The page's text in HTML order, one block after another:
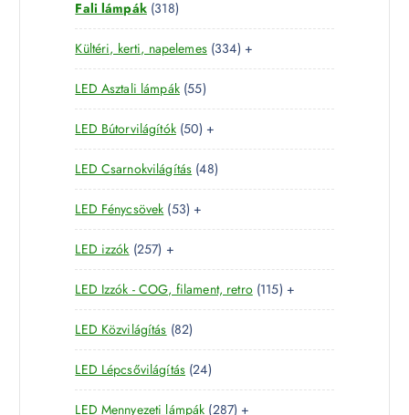
é
k
m
é
k
t
e
r
m
é
k
Fali lámpák 3183
1
8
t
e
r
m
é
k
Kültéri, kerti, napelemes 3343
3
t
r
é
+
LED Asztali lámpák 555
5
t
e
r
m
k
LED Bútorvilágítók 505
0
t
e
r
m
k
+
LED Csarnokvilágítás 484
8
e
m
é
k
LED Fénycsövek 535
3
e
r
m
é
k
+
LED izzók 2572
5
7
t
e
r
m
é
+
LED Izzók - COG, filament, retro 1151
1
t
r
+
LED Közvilágítás 828
2
t
e
LED Lépcsővilágítás 242
4
t
LED Mennyezeti lámpák 2872 +